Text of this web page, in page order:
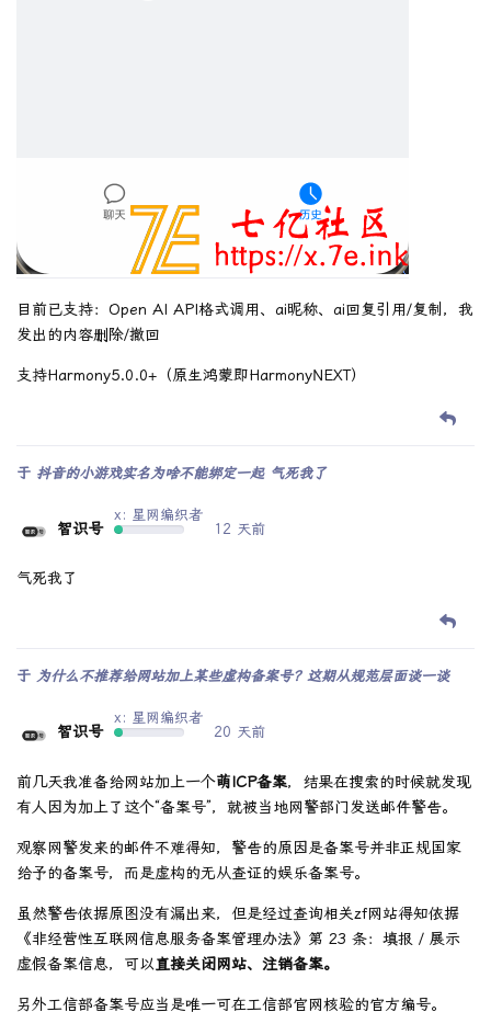
目前已支持：Open AI API格式调用、ai昵称、ai回复引用/复制，我
发出的内容删除/撤回
支持Harmony5.0.0+（原生鸿蒙即HarmonyNEXT）
于 抖音的小游戏实名为啥不能绑定一起 气死我了
智识号
x: 星网编织者
12 天前
气死我了
于 为什么不推荐给网站加上某些虚构备案号？这期从规范层面谈一谈
智识号
x: 星网编织者
20 天前
前几天我准备给网站加上一个萌ICP备案，结果在搜索的时候就发现
有人因为加上了这个“备案号”，就被当地网警部门发送邮件警告。
观察网警发来的邮件不难得知，警告的原因是备案号并非正规国家
给予的备案号，而是虚构的无从查证的娱乐备案号。
虽然警告依据原图没有漏出来，但是经过查询相关zf网站得知依据
《非经营性互联网信息服务备案管理办法》第 23 条：填报 / 展示
虚假备案信息，可以直接关闭网站、注销备案。
另外工信部备案号应当是唯一可在工信部官网核验的官方编号。